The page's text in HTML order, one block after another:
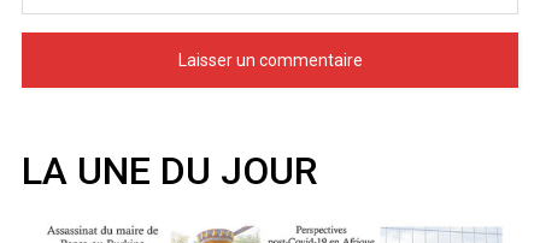
LA UNE DU JOUR